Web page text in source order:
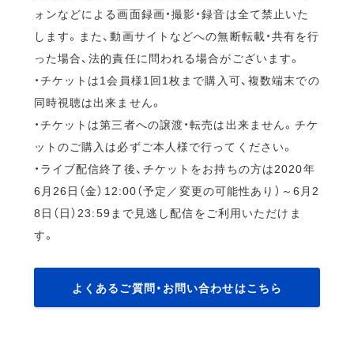
ォンなどによる画面録画・撮影・録音は全て禁止いた
します。また、動画サイトなどへの無断転載・共有を行
った場合、法的責任に問われる場合がございます。
・チケットは1会員様1回1枚まで購入可、複数端末での
同時視聴は出来ません。
・チケットは第三者への譲渡・転売は出来ません。チケ
ットのご購入は必ずご本人様で行ってください。
・ライブ配信終了後、チケットをお持ちの方は2020年
6月26日（金）12:00（予定／変更の可能性あり）～6月2
8日（日）23:59まで見逃し配信をご利用いただけま
す。
よくあるご質問・お問い合わせはこちら